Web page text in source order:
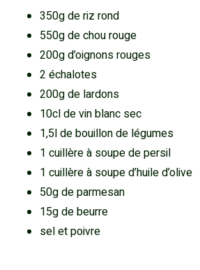
350g de riz rond
550g de chou rouge
200g d’oignons rouges
2 échalotes
200g de lardons
10cl de vin blanc sec
1,5l de bouillon de légumes
1 cuillère à soupe de persil
1 cuillère à soupe d’huile d’olive
50g de parmesan
15g de beurre
sel et poivre